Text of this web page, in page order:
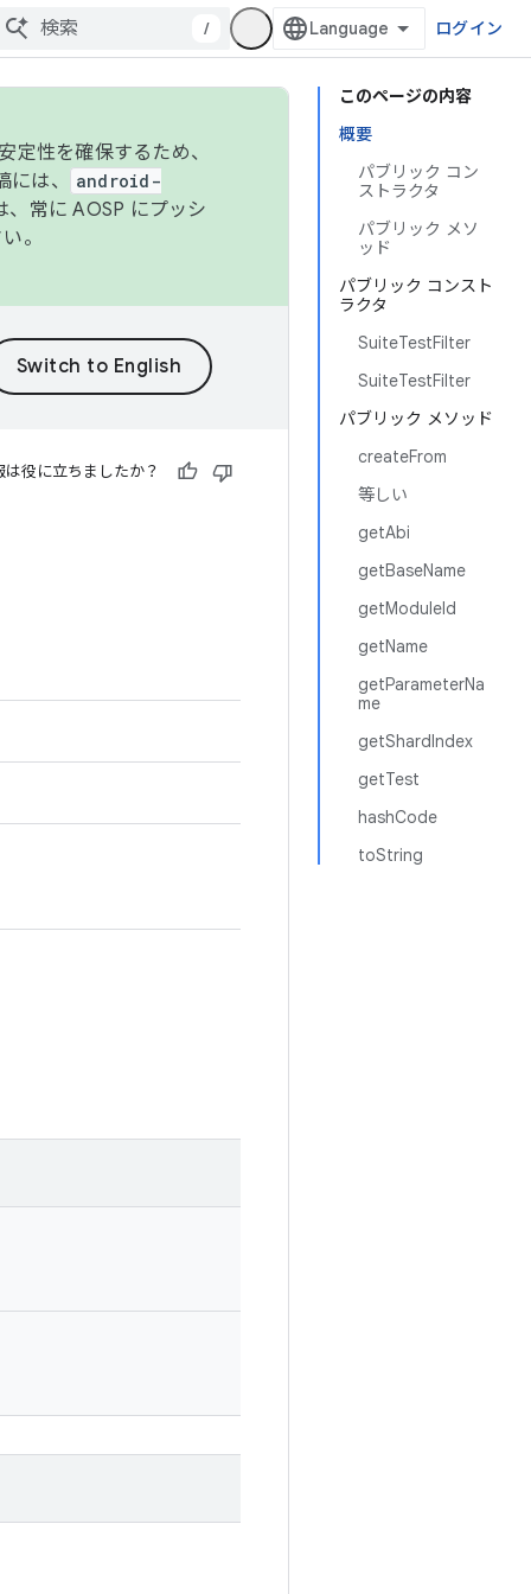
/ ログイン
このページの内容
概要
パブリック コン
ストラクタ
パブリック メソ
ッド
パブリック コンスト
ラクタ
SuiteTestFilter
SuiteTestFilter
パブリック メソッド
createFrom
等しい
getAbi
getBaseName
getModuleId
getName
getParameterNa
me
getShardIndex
getTest
hashCode
toString
性を確保するため、
は、
android-
常に AOSP にプッシ
。
は役に立ちましたか？